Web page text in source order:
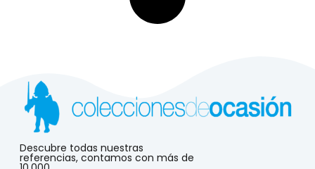
Descubre todas nuestras
referencias, contamos con más de